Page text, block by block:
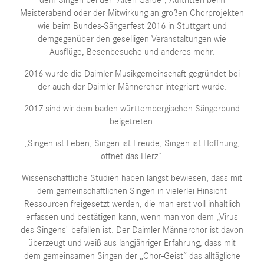
Meisterabend oder der Mitwirkung an großen Chorprojekten
wie beim Bundes-Sängerfest 2016 in Stuttgart und
demgegenüber den geselligen Veranstaltungen wie
Ausflüge, Besenbesuche und anderes mehr.
2016 wurde die Daimler Musikgemeinschaft gegründet bei
der auch der Daimler Männerchor integriert wurde.
2017 sind wir dem baden-württembergischen Sängerbund
beigetreten.
„Singen ist Leben, Singen ist Freude; Singen ist Hoffnung,
öffnet das Herz“.
Wissenschaftliche Studien haben längst bewiesen, dass mit
dem gemeinschaftlichen Singen in vielerlei Hinsicht
Ressourcen freigesetzt werden, die man erst voll inhaltlich
erfassen und bestätigen kann, wenn man von dem „Virus
des Singens" befallen ist. Der Daimler Männerchor ist davon
überzeugt und weiß aus langjähriger Erfahrung, dass mit
dem gemeinsamen Singen der „Chor-Geist“ das alltägliche